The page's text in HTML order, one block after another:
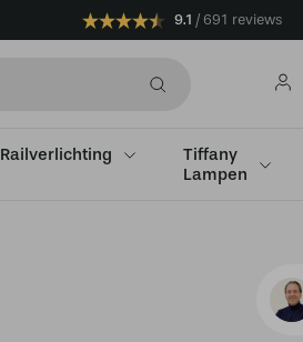
9.1 691 reviews
Railverlichting
Tiffany
Lampen